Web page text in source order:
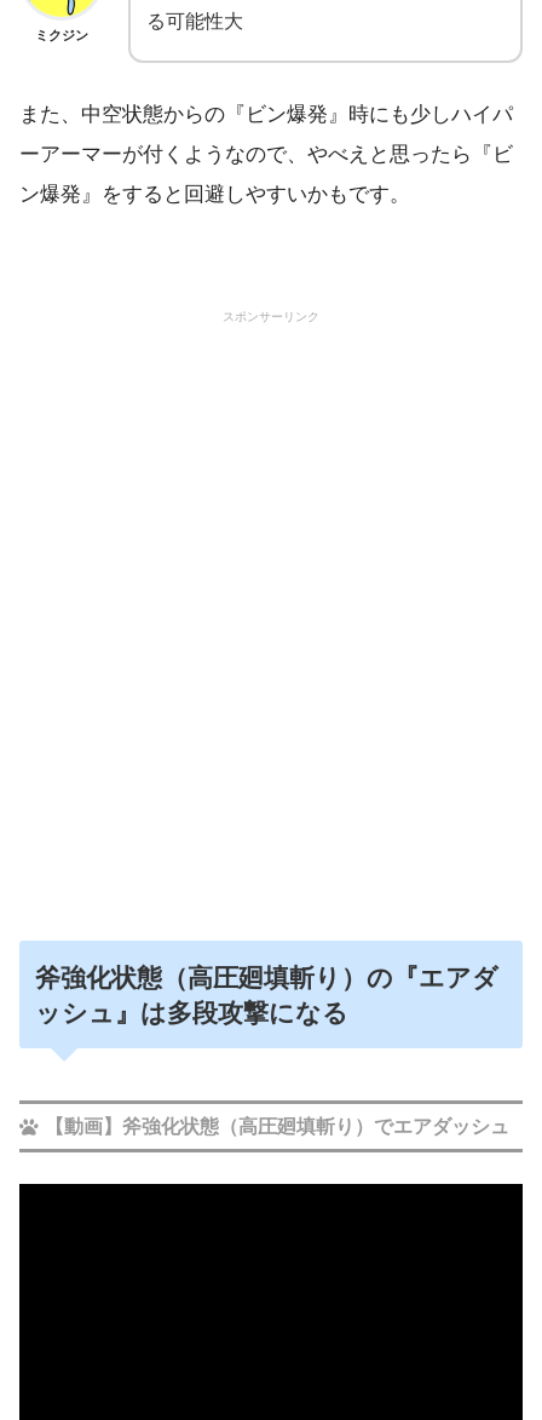
ミクジン
る可能性大
また、中空状態からの『ビン爆発』時にも少しハイパ
ーアーマーが付くようなので、やべえと思ったら『ビ
ン爆発』をすると回避しやすいかもです。
スポンサーリンク
斧強化状態（高圧廻填斬り）の『エアダ
ッシュ』は多段攻撃になる
【動画】斧強化状態（高圧廻填斬り）でエアダッシュ